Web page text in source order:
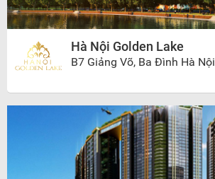
Hà Nội Golden Lake
B7 Giảng Võ, Ba Đình Hà Nội